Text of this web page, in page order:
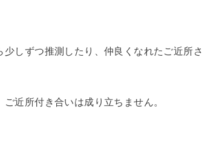
しずつ推測したり、仲良くなれたご近所さ
近所付き合いは成り立ちません。